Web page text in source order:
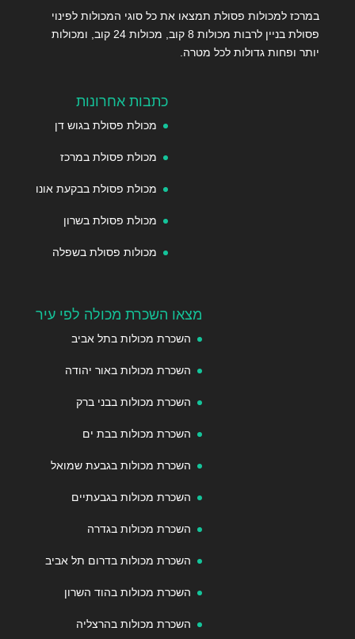
במרכז למכולות פסולת תמצאו את כל סוגי המכולות לפינוי
פסולת בניין לרבות מכולות 8 קוב, מכולות 24 קוב, ומכולות
יותר ופחות גדולות לכל מטרה.
כתבות אחרונות
מכולת פסולת בגוש דן
מכולת פסולת במרכז
מכולת פסולת בבקעת אונו
מכולת פסולת בשרון
מכולות פסולת בשפלה
מצאו השכרת מכולה לפי עיר
השכרת מכולות בתל אביב
השכרת מכולות באור יהודה
השכרת מכולות בבני ברק
השכרת מכולות בבת ים
השכרת מכולות בגבעת שמואל
השכרת מכולות בגבעתיים
השכרת מכולות בגדרה
השכרת מכולות בדרום תל אביב
השכרת מכולות בהוד השרון
השכרת מכולות בהרצליה